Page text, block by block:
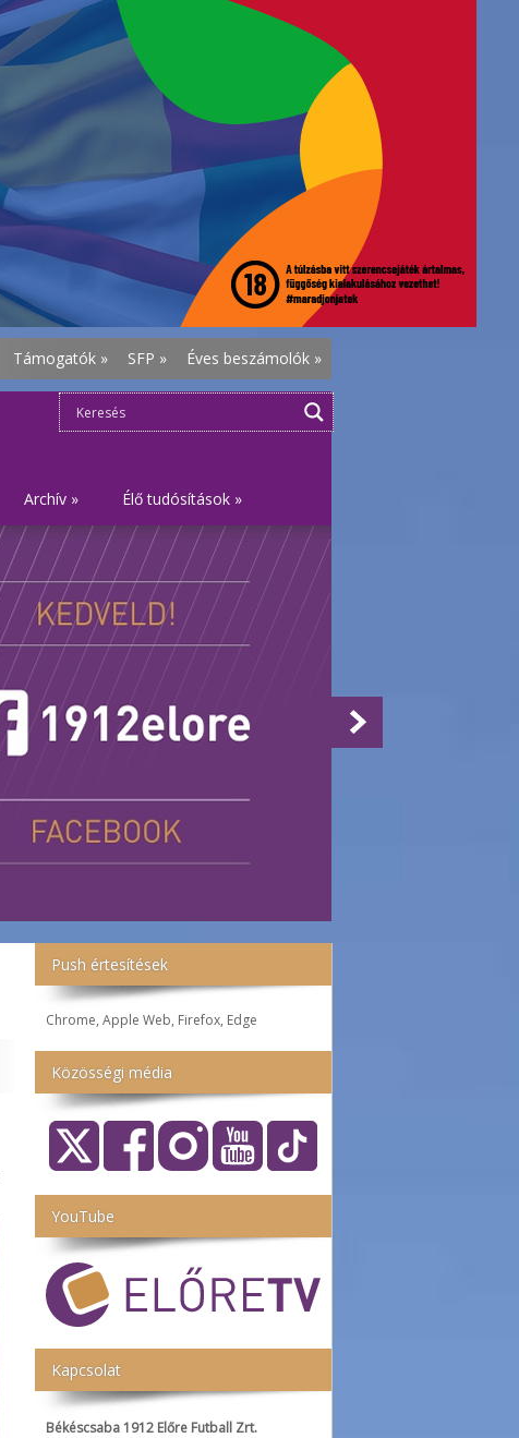
Támogatók » SFP » Éves beszámolók »
Archív » Élő tudósítások »
Push értesítések
Chrome, Apple Web, Firefox, Edge
Közösségi média
YouTube
Kapcsolat
Békéscsaba 1912 Előre Futball Zrt.